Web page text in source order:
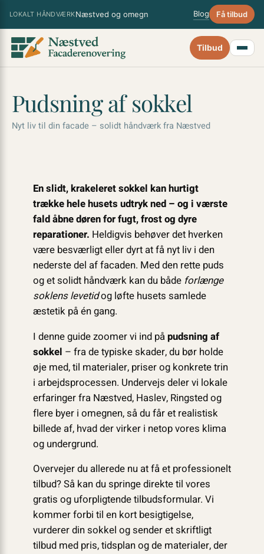
indhold
LOKALT HÅNDVÆRKNæstved og omegn Blog Få tilbud
Tilbud
Pudsning af sokkel
Nyt liv til din facade – solidt håndværk fra Næstved
En slidt, krakeleret sokkel kan hurtigt
trække hele husets udtryk ned – og i værste
fald åbne døren for fugt, frost og dyre
reparationer. Heldigvis behøver det hverken
være besværligt eller dyrt at få nyt liv i den
nederste del af facaden. Med den rette puds
og et solidt håndværk kan du både forlænge
soklens levetidog løfte husets samlede
æstetik på én gang.
I denne guide zoomer vi ind påpudsning af
sokkel – fra de typiske skader, du bør holde
øje med, til materialer, priser og konkrete trin
i arbejdsprocessen. Undervejs deler vi lokale
erfaringer fra Næstved, Haslev, Ringsted og
flere byer i omegnen, så du får et realistisk
billede af, hvad der virker i netop vores klima
og undergrund.
Overvejer du allerede nu at få et professionelt
tilbud? Så kan du springe direkte til vores
gratis og uforpligtende tilbudsformular. Vi
kommer forbi til en kort besigtigelse,
vurderer din sokkel og sender et skriftligt
tilbud med pris, tidsplan og de materialer, der